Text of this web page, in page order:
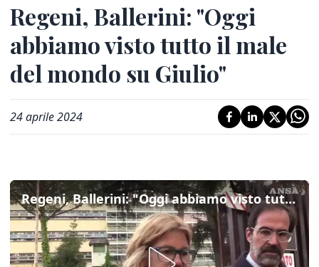
Regeni, Ballerini: "Oggi
abbiamo visto tutto il male
del mondo su Giulio"
24 aprile 2024
Regeni, Ballerini: "Oggi abbiamo visto tutto il male del mondo su Giulio"